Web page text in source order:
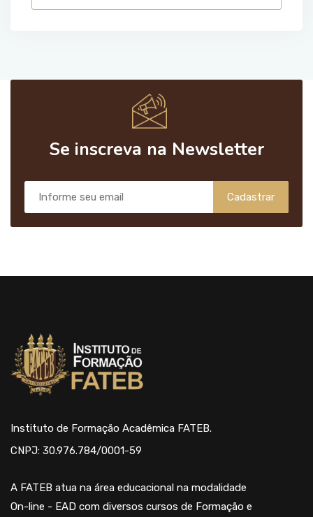
Se inscreva na Newsletter
Cadastrar
Instituto de Formação Acadêmica FATEB.
CNPJ: 30.976.784/0001-59
A FATEB atua na área educacional na modalidade
On-line - EAD com diversos cursos de Formação e